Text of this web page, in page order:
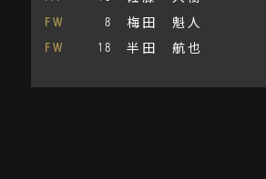
FW 8 梅田 魁人
FW 18 半田 航也